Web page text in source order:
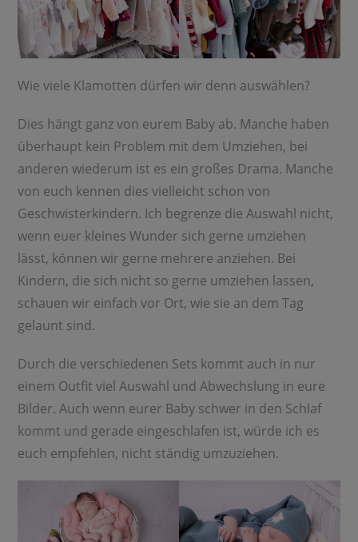
Wie viele Klamotten dürfen wir denn auswählen?
Dies hängt ganz von eurem Baby ab. Manche haben
überhaupt kein Problem mit dem Umziehen, bei
anderen wiederum ist es ein großes Drama. Manche
von euch kennen dies vielleicht schon von
Geschwisterkindern. Ich begrenze die Auswahl nicht,
wenn euer kleines Wunder sich gerne umziehen
lässt, können wir gerne mehrere anziehen. Bei
Kindern, die sich nicht so gerne umziehen lassen,
schauen wir einfach vor Ort, wie sie an dem Tag
gelaunt sind.
Durch die verschiedenen Sets kommt auch in nur
einem Outfit viel Auswahl und Abwechslung in eure
Bilder. Auch wenn eurer Baby schwer in den Schlaf
kommt und gerade eingeschlafen ist, würde ich es
euch empfehlen, nicht ständig umzuziehen.